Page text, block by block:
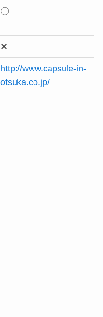
〇
✕
http://www.capsule-in-
otsuka.co.jp/